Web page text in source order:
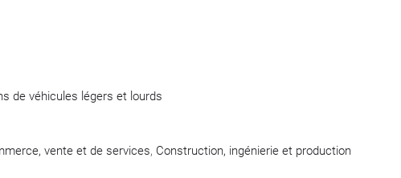
de véhicules légers et lourds
vente et de services, Construction, ingénierie et production